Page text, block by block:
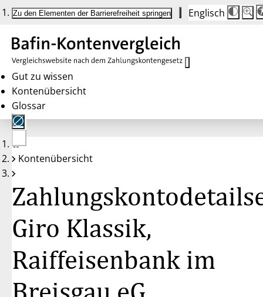
Zu den Elementen der Barrierefreiheit springen Englisch
Die
auf
100
100
Gut zu wissen
Kontenübersicht
Glossar
Keine
Konten
Kontenübersicht
Giro Klassik,
Raiffeisenbank im